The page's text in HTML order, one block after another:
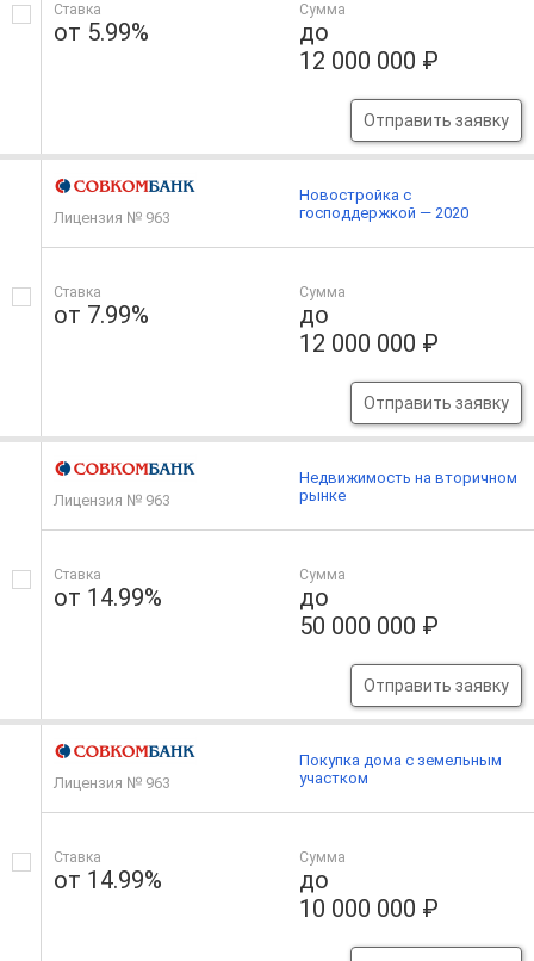
Ставка
от 5.99%
Сумма
до
12 000 000 ₽
Отправить заявку
Лицензия № 963
Ставка
от 7.99%
Сумма
до
12 000 000 ₽
Отправить заявку
Новостройка с
господдержкой — 2020
Лицензия № 963
Ставка
от 14.99%
Сумма
до
50 000 000 ₽
Отправить заявку
Недвижимость на вторичном
рынке
Лицензия № 963
Ставка
от 14.99%
Сумма
до
10 000 000 ₽
Покупка дома с земельным
участком